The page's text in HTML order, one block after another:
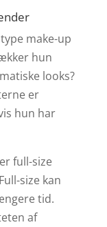
make-up
hun
looks?
er
hun har
full-size
size kan
tid.
af